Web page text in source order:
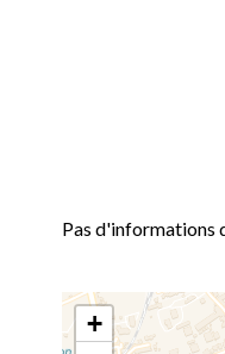
Pas d'informations
+